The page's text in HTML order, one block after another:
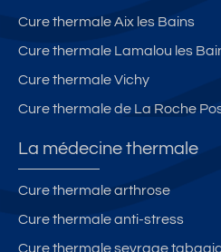
Cure thermale Aix les Bains
Cure thermale Lamalou les
Cure thermale Vichy
Cure thermale de La Roche
La médecine thermale
Cure thermale arthrose
Cure thermale anti-stress
Cure thermale sevrage